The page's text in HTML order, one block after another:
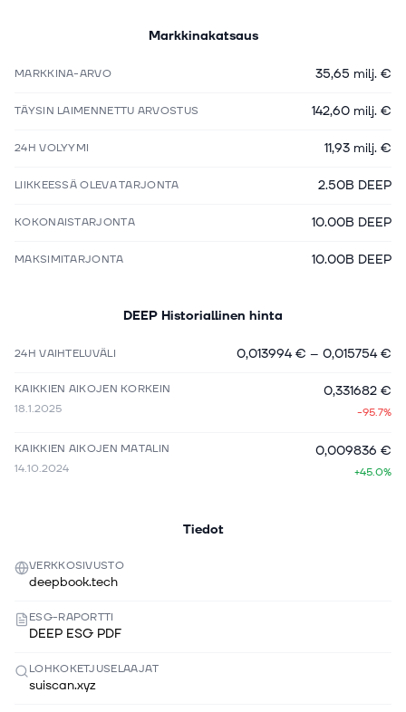
Markkinakatsaus
MARKKINA-ARVO 35,65 milj. €
TÄYSIN LAIMENNETTU ARVOSTUS 142,60 milj. €
24H VOLYYMI 11,93 milj. €
LIIKKEESSÄ OLEVA TARJONTA 2.50B DEEP
KOKONAISTARJONTA 10.00B DEEP
MAKSIMITARJONTA 10.00B DEEP
DEEP Historiallinen hinta
24H VAIHTELUVÄLI 0,013994 € – 0,015754 €
KAIKKIEN AIKOJEN KORKEIN
18.1.2025
0,331682 €
-95.7%
KAIKKIEN AIKOJEN MATALIN
14.10.2024
0,009836 €
+45.0%
Tiedot
VERKKOSIVUSTO
deepbook.tech
ESG-RAPORTTI
DEEP ESG PDF
LOHKOKETJUSELAAJAT
suiscan.xyz